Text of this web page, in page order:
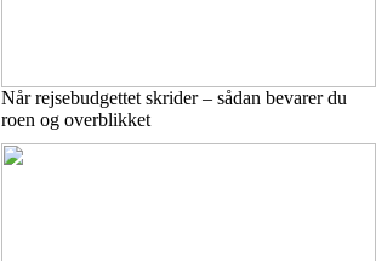
Når rejsebudgettet skrider – sådan bevarer du
roen og overblikket